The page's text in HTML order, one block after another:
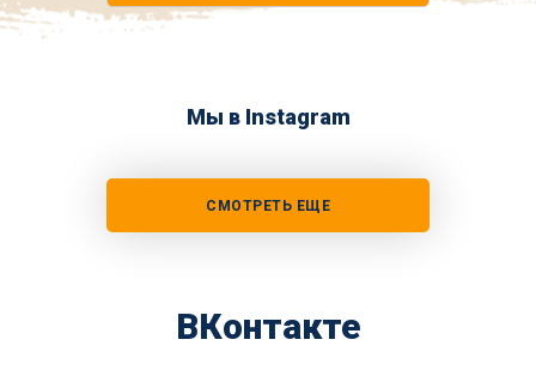
Мы в Instagram
СМОТРЕТЬ ЕЩЕ
ВКонтакте